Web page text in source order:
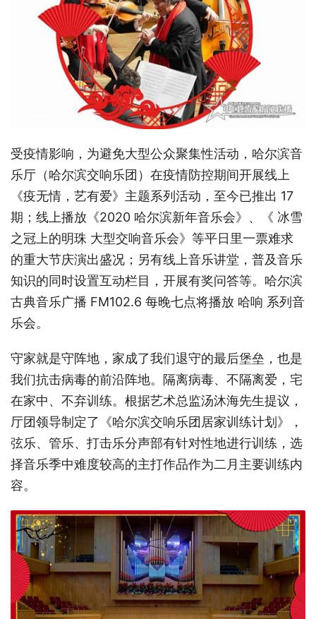
受疫情影响，为避免大型公众聚集性活动，哈尔滨音
乐厅（哈尔滨交响乐团）在疫情防控期间开展线上
《疫无情，艺有爱》主题系列活动，至今已推出 17
期；线上播放《2020 哈尔滨新年音乐会》、《 冰雪
之冠上的明珠 大型交响音乐会》等平日里一票难求
的重大节庆演出盛况；另有线上音乐讲堂，普及音乐
知识的同时设置互动栏目，开展有奖问答等。哈尔滨
古典音乐广播 FM102.6 每晚七点将播放 哈响 系列音
乐会。
守家就是守阵地，家成了我们退守的最后堡垒，也是
我们抗击病毒的前沿阵地。隔离病毒、不隔离爱，宅
在家中、不弃训练。根据艺术总监汤沐海先生提议，
厅团领导制定了《哈尔滨交响乐团居家训练计划》，
弦乐、管乐、打击乐分声部有针对性地进行训练，选
择音乐季中难度较高的主打作品作为二月主要训练内
容。